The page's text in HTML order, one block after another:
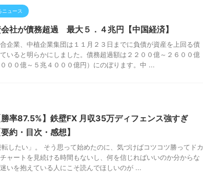
ニュース
社が債務超過 最大５．４兆円【中国経済】
企業、中植企業集団は１１月２３日までに負債が資産を上回る債
いると明らかにしました。債務超過額は２２００億～２６００億
００億～５兆４０００億円）にのぼります。中 ...
勝率87.5%】鉄壁FX 月収35万ディフェンス強すぎ
約・目次・感想】
転したい」。 そう思って始めたのに、気づけばコツコツ勝ってドカ
ャートを見続ける時間もないし、何を信じればいいのか分からな
いを抱えている人にこそ読んでほしいのが ...